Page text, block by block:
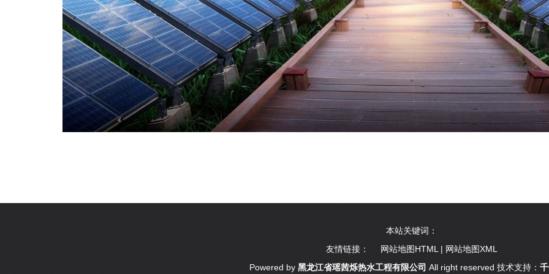
本站关键词：
友情链接：
网站地图HTML | 网站地图XML
Powered by 黑龙江省瑶茜烁热水工程有限公司 All right reserved 技术支持：